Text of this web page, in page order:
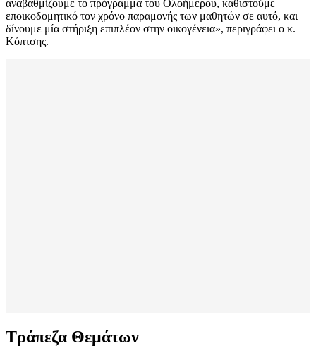
αναβαθμίζουμε το πρόγραμμα του Ολοήμερου, καθιστούμε
εποικοδομητικό τον χρόνο παραμονής των μαθητών σε αυτό, και
δίνουμε μία στήριξη επιπλέον στην οικογένεια», περιγράφει ο κ.
Κόπτσης.
Τράπεζα Θεμάτων